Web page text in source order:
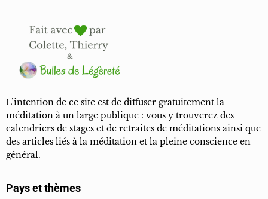
L’intention de ce site est de diffuser gratuitement la
méditation à un large publique : vous y trouverez des
calendriers de stages et de retraites de méditations ainsi que
des articles liés à la méditation et la pleine conscience en
général.
Pays et thèmes